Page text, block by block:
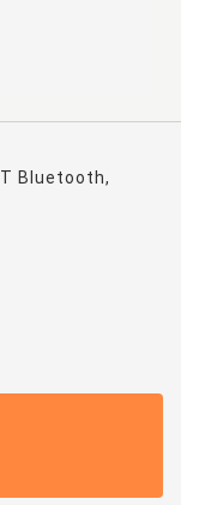
Bluetooth,